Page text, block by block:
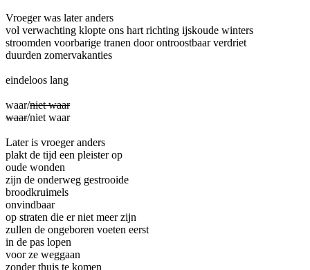
Vroeger was later anders
vol verwachting klopte ons hart richting ijskoude winters
stroomden voorbarige tranen door ontroostbaar verdriet
duurden zomervakanties
eindeloos lang
waar/niet waar
waar/niet waar
Later is vroeger anders
plakt de tijd een pleister op
oude wonden
zijn de onderweg gestrooide
broodkruimels
onvindbaar
op straten die er niet meer zijn
zullen de ongeboren voeten eerst
in de pas lopen
voor ze weggaan
zonder thuis te komen